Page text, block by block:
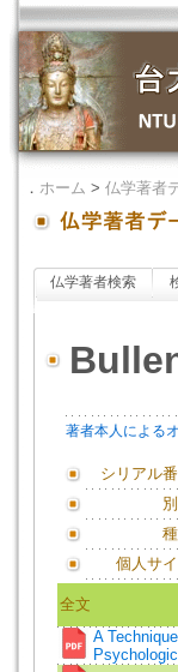
． ホーム > 仏学著者
仏学著者検索
著者本人による
シリアル番
個人サイ
全文
A